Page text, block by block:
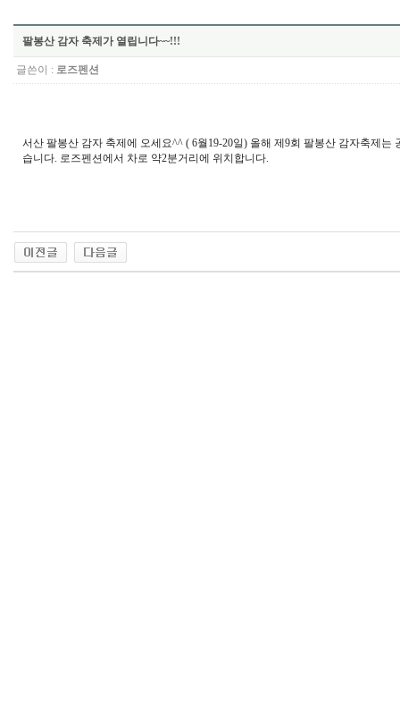
팔봉산 감자 축제가 열립니다~~!!!
글쓴이 : 로즈펜션
서산 팔봉산 감자 축제에 오세요^^ ( 6월19-20일) 올해 제9회 팔봉산 감자축제
습니다. 로즈펜션에서 차로 약2분거리에 위치합니다.